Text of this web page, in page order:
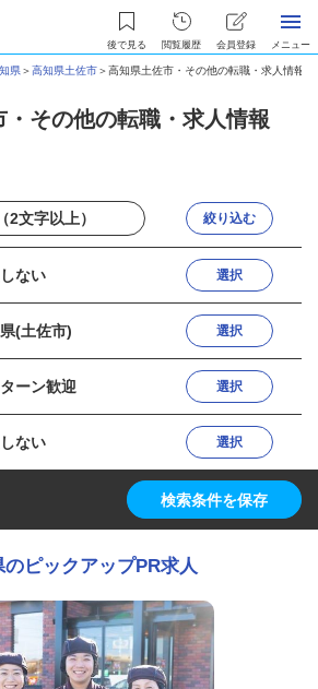
後で見る 閲覧履歴 会員登録 メニュー
県＞高知県土佐市＞高知県土佐市・その他の転職・求人情報
・その他の転職・求人情報
絞り込む
ない 選択
(土佐市) 選択
ーン歓迎 選択
ない 選択
検索条件を保存
のピックアップPR求人